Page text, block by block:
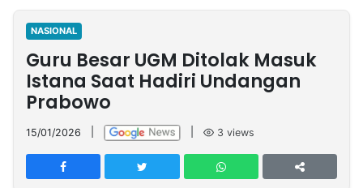
Nasional
International
Olahraga
Entertainment
Daerah
Pariwisata
Kuliner
Kolom
Network
PT
TREETAN
NASIONAL
Guru Besar UGM Ditolak Masuk
Istana Saat Hadiri Undangan
Prabowo
15/01/2026 3 views